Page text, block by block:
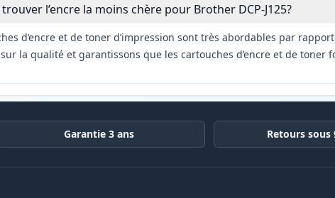
l’encre la moins chère pour Brother DCP-J125?
d’encre et de toner d’impression sont très abordables par
la qualité et garantissons que les cartouches d’encre et de toner
Garantie 3 ans Retours sous